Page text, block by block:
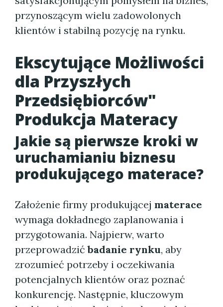
przynoszącym wielu zadowolonych
klientów i stabilną pozycję na rynku.
Ekscytujące Możliwości
dla Przyszłych
Przedsiębiorców"
Produkcja Materacy
Jakie są pierwsze kroki w
uruchamianiu biznesu
produkującego materace?
Założenie firmy produkującej materace
wymaga dokładnego zaplanowania i
przygotowania. Najpierw, warto
przeprowadzićbadanie rynku, aby
zrozumieć potrzeby i oczekiwania
potencjalnych klientów oraz poznać
konkurencję. Następnie, kluczowym